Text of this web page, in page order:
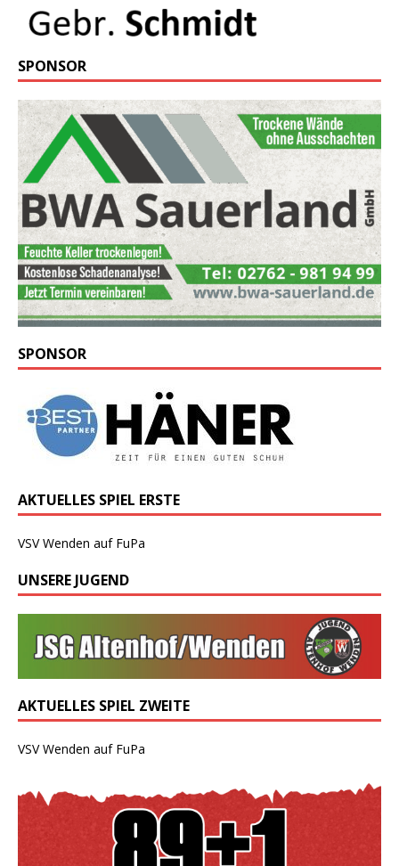
SPONSOR
SPONSOR
AKTUELLES SPIEL ERSTE
VSV Wenden auf FuPa
UNSERE JUGEND
AKTUELLES SPIEL ZWEITE
VSV Wenden auf FuPa